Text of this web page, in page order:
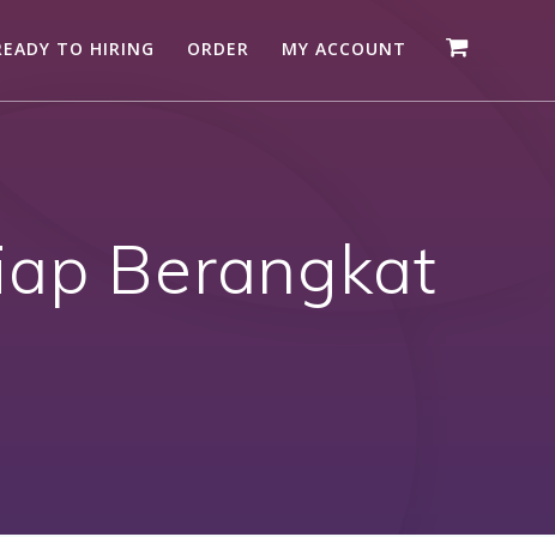
TO HIRING ORDER MY ACCOUNT
Berangkat